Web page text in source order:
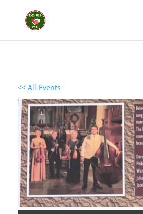
<< All Events